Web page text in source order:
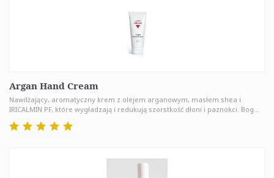
Argan Hand Cream
Nawilżający, aromatyczny krem z olejem arganowym, masłem shea i
IRICALMIN PF, które wygładzają i redukują szorstkość dłoni i paznokci. Bog...